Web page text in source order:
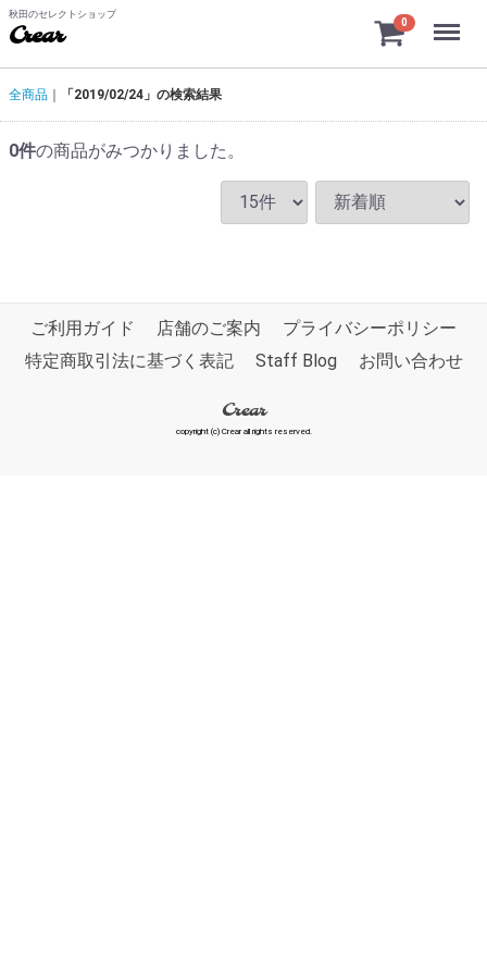
秋田のセレクトショップ
Crear
0 Menu
全商品 「2019/02/24」の検索結果
0件の商品がみつかりました。
ご利用ガイド 店舗のご案内
プライバシーポリシー
特定商取引法に基づく表記
Staff Blog お問い合わせ
Crear
copyright (c) Crear all rights reserved.